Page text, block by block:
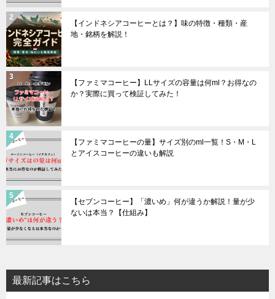
【インドネシアコーヒーとは？】味の特徴・種類・産
地・銘柄を解説！
【ファミマコーヒー】LLサイズの容量は何ml？お得なの
か？実際に買って検証してみた！
【ファミマコーヒーの量】サイズ別のml一覧！S・M・L
とアイスコーヒーの違いも解説
【セブンコーヒー】「濃いめ」何が違うか解説！量が少
ないは本当？【仕組み】
最新記事はこちら